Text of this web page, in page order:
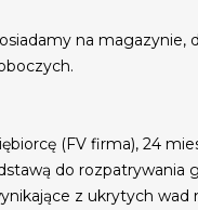
na magazynie,
(FV firma), 24
do rozpatrywania
z ukrytych wad